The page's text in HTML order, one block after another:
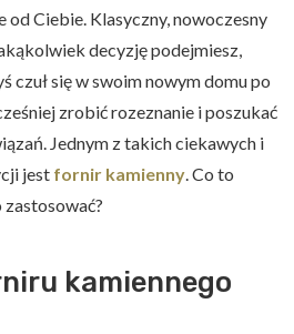
od Ciebie. Klasyczny, nowoczesny
decyzję podejmiesz,
czuł się w swoim nowym domu po
zrobić rozeznanie i poszukać
Jednym z takich ciekawych i
jest fornir kamienny. Co to
kamiennego